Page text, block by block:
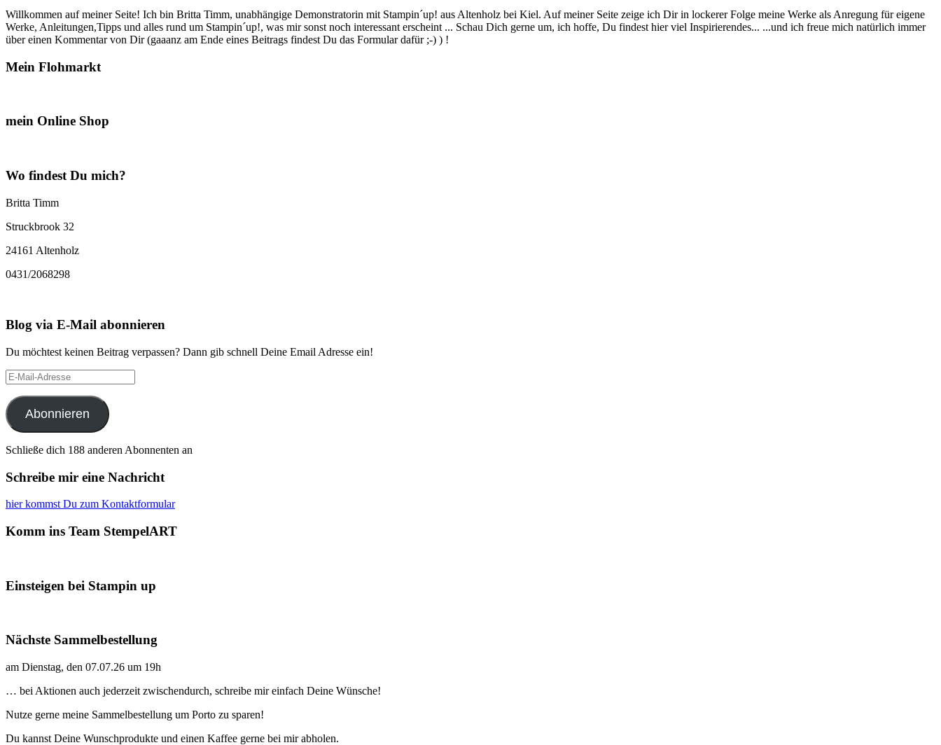
Treppenkarte
zu
Ostern…“
Willkommen auf meiner Seite! Ich bin Britta Timm, unabhängige Demonstratorin mit Stampin´up! aus Altenholz bei Kiel. Auf meiner Seite zeige ich Dir in lockerer Folge meine Werke als Anregung für eigene
Werke, Anleitungen,Tipps und alles rund um Stampin´up!, was mir sonst noch interessant erscheint ... Schau Dich gerne um, ich hoffe, Du findest hier viel Inspirierendes... ...und ich freue mich natürlich immer
über einen Kommentar von Dir (gaaanz am Ende eines Beitrags findest Du das Formular dafür ;-) ) !
Mein Flohmarkt
mein Online Shop
Wo findest Du mich?
Britta Timm
Struckbrook 32
24161 Altenholz
0431/2068298
Blog via E-Mail abonnieren
Du möchtest keinen Beitrag verpassen? Dann gib schnell Deine Email Adresse ein!
E-
Mail-
Adresse
Abonnieren
Schließe dich 188 anderen Abonnenten an
Schreibe mir eine Nachricht
hier kommst Du zum Kontaktformular
Komm ins Team StempelART
Einsteigen bei Stampin up
Nächste Sammelbestellung
am Dienstag, den 07.07.26 um 19h
… bei Aktionen auch jederzeit zwischendurch, schreibe mir einfach Deine Wünsche!
Nutze gerne meine Sammelbestellung um Porto zu sparen!
Du kannst Deine Wunschprodukte und einen Kaffee gerne bei mir abholen.